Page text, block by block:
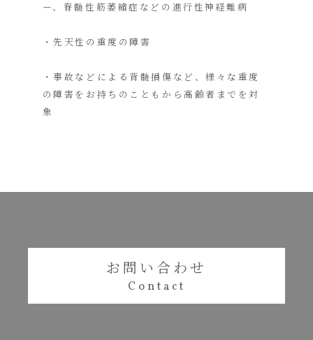
ー、脊髄性筋萎縮症などの進行性神経難病
・先天性の重度の障害
・事故などによる背髄損傷など、様々な重度
の障害をお持ちのこともから高齢者までを対
象
お問い合わせ